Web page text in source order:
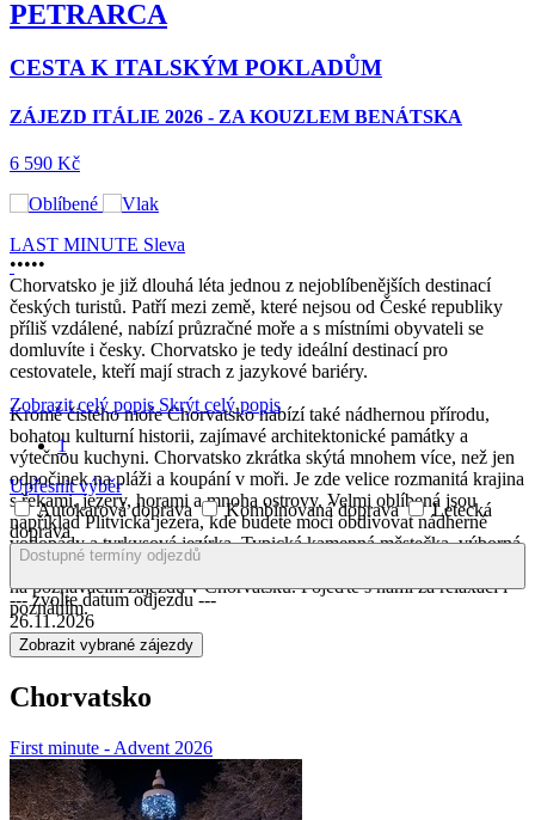
PETRARCA
CESTA K ITALSKÝM POKLADŮM
ZÁJEZD ITÁLIE 2026 - ZA KOUZLEM BENÁTSKA
6 590 Kč
LAST MINUTE Sleva
•••••
Chorvatsko je již dlouhá léta jednou z nejoblíbenějších destinací
českých turistů. Patří mezi země, které nejsou od České republiky
příliš vzdálené, nabízí průzračné moře a s místními obyvateli se
domluvíte i česky. Chorvatsko je tedy ideální destinací pro
cestovatele, kteří mají strach z jazykové bariéry.
Kromě čistého moře Chorvatsko nabízí také nádhernou přírodu,
bohatou kulturní historii, zajímavé architektonické památky a
výtečnou kuchyni. Chorvatsko zkrátka skýtá mnohem více, než jen
odpočinek na pláži a koupání v moři. Je zde velice rozmanitá krajina
s řekami, jezery, horami a mnoha ostrovy. Velmi oblíbená jsou
například Plitvická jezera, kde budete moci obdivovat nádherné
vodopády a tyrkysová jezírka. Typická kamenná městečka, výborná
zmrzlina, výtečné víno, milí lidé a mnohem více můžete zažít právě
na poznávacím zájezdu v Chorvatsku. Pojeďte s námi za relaxací i
poznáním.
Zobrazit celý popis Skrýt celý popis
1
Upřesnit výběr
Autokarová doprava
Kombinovaná doprava
Letecká
doprava
Dostupné termíny odjezdů
--- zvolte datum odjezdu ---
26.11.2026
Chorvatsko
First minute - Advent 2026